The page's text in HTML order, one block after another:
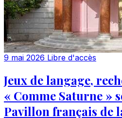
9 mai 2026 Libre d'accès
Jeux de langage,
« Comme Saturne »
Pavillon français de